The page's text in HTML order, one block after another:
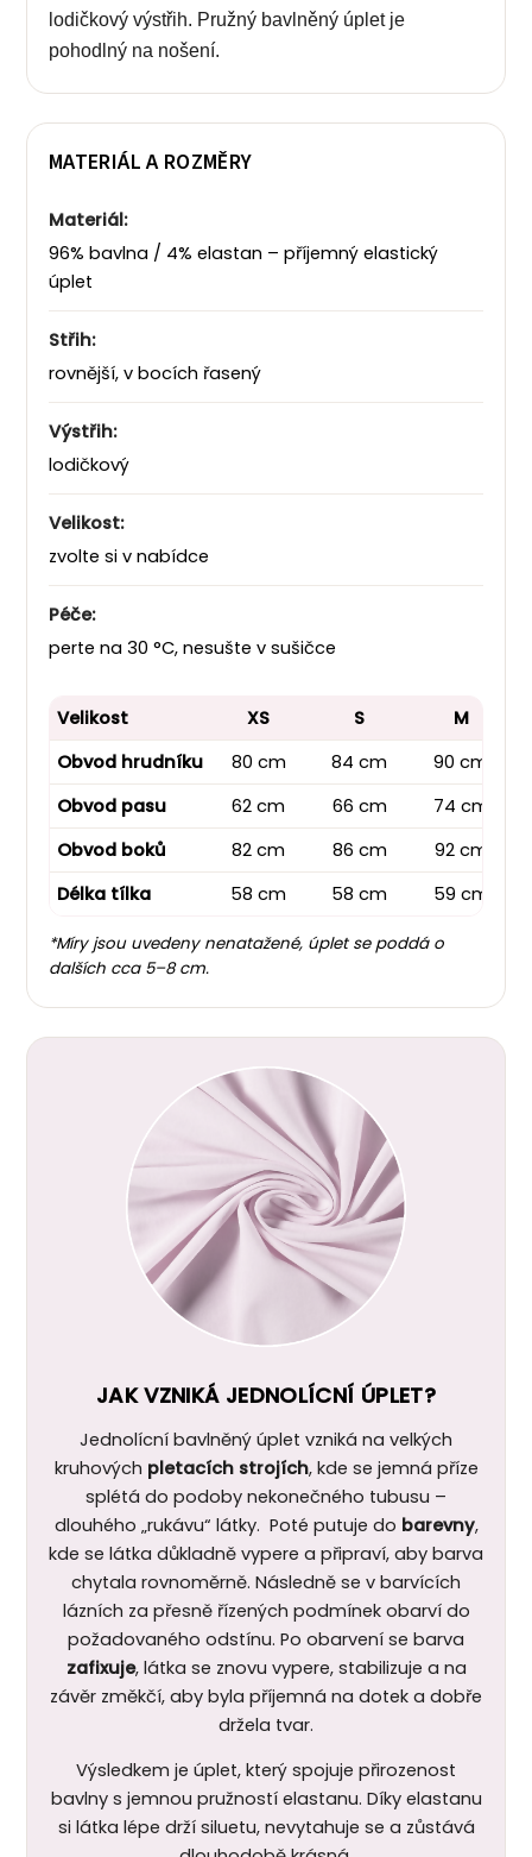
lodičkový výstřih. Pružný bavlněný úplet je
pohodlný na nošení.
MATERIÁL A ROZMĚRY
Materiál:
96% bavlna / 4% elastan – příjemný elastický
úplet
Střih:
rovnější, v bocích řasený
Výstřih:
lodičkový
Velikost:
zvolte si v nabídce
Péče:
perte na 30 °C, nesušte v sušičce
Velikost XS S
M
Obvod hrudníku
80 cm 84 cm
90 cm
Obvod pasu
62 cm 66 cm
74 cm
Obvod boků
82 cm 86 cm
92 cm
Délka tílka
58 cm 58 cm 59 cm
*Míry jsou uvedeny nenatažené, úplet se poddá o
dalších cca 5–8 cm.
JAK VZNIKÁ JEDNOLÍCNÍ ÚPLET?
Jednolícní bavlněný úplet vzniká na velkých
kruhových pletacích strojích, kde se jemná příze
splétá do podoby nekonečného tubusu –
dlouhého „rukávu“ látky. Poté putuje do barevny,
kde se látka důkladně vypere a připraví, aby barva
chytala rovnoměrně. Následně se v barvících
lázních za přesně řízených podmínek obarví do
požadovaného odstínu. Po obarvení se barva
zafixuje, látka se znovu vypere, stabilizuje a na
závěr změkčí, aby byla příjemná na dotek a dobře
držela tvar.
Výsledkem je úplet, který spojuje přirozenost
bavlny s jemnou pružností elastanu. Díky elastanu
si látka lépe drží siluetu, nevytahuje se a zůstává